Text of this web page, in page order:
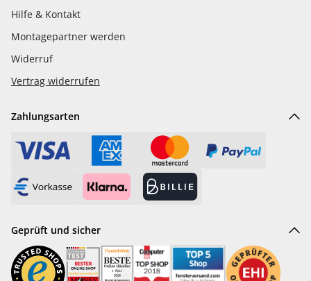
Hilfe & Kontakt
Montagepartner werden
Widerruf
Vertrag widerrufen
Zahlungsarten
Geprüft und sicher